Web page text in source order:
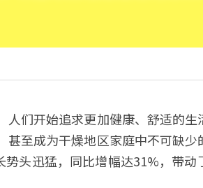
们开始追求更加健康、舒适的生
至成为干燥地区家庭中不可缺少
头迅猛，同比增幅达31%，带动